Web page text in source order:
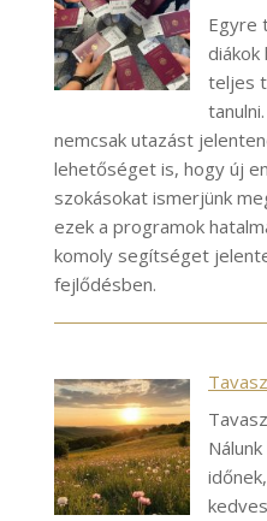
Egyre
diákok
teljes
nemcsak utazást
lehetőséget is, hogy új
szokásokat ismerjünk
ezek a programok
komoly segítséget
fejlődésben.